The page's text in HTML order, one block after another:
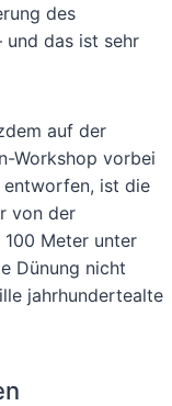
des
und das ist sehr
auf der
Workshop vorbei
entworfen, ist die
von der
Meter unter
Dünung nicht
jahrhundertealte